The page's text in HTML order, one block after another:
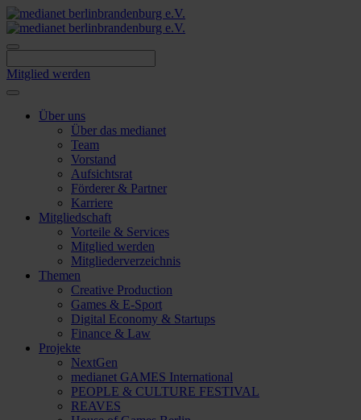
Skip
to
content
Mitglied werden
Über uns
Über das medianet
Team
Vorstand
Aufsichtsrat
Förderer & Partner
Karriere
Mitgliedschaft
Vorteile & Services
Mitglied werden
Mitgliederverzeichnis
Themen
Creative Production
Games & E-Sport
Digital Economy & Startups
Finance & Law
Projekte
NextGen
medianet GAMES International
PEOPLE & CULTURE FESTIVAL
REAVES